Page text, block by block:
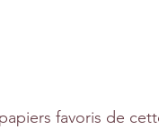
favoris de